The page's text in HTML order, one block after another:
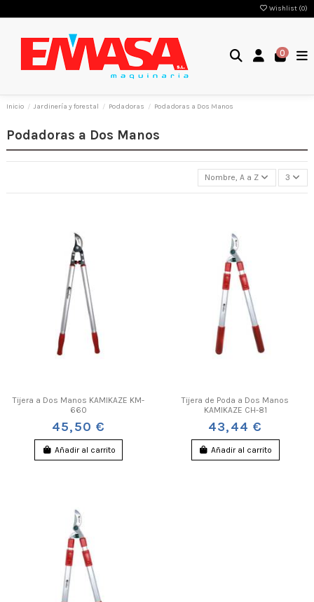
Wishlist (0)
0
Inicio Jardinería y forestal Podadoras Podadoras a Dos Manos
Podadoras a Dos Manos
Nombre, A a Z 3
Tijera a Dos Manos KAMIKAZE KM-
660
45,50 €
Añadir al carrito
Tijera de Poda a Dos Manos
KAMIKAZE CH-81
43,44 €
Añadir al carrito